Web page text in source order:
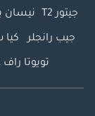
جيتور T2 نيسان
جيب رانجلر
تويوتا راف ٤